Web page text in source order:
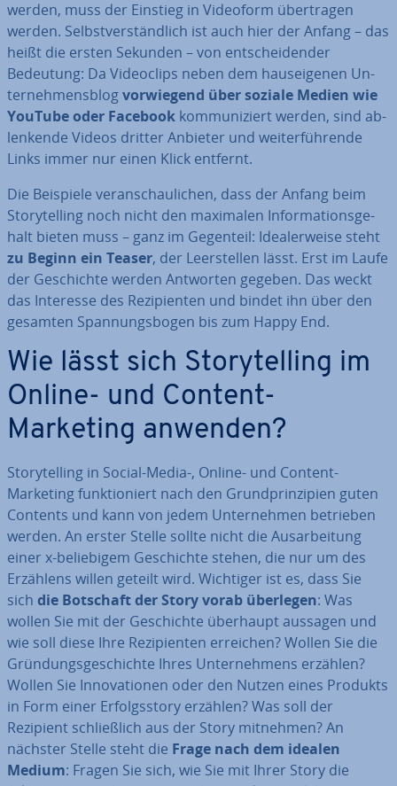
werden, muss der Einstieg in Videoform über­tra­gen
werden. Selbst­ver­ständ­lich ist auch hier der Anfang – das
heißt die ersten Sekunden – von ent­schei­den­der
Bedeutung: Da Vi­deo­clips neben dem haus­ei­ge­nen Un­
ter­neh­mens­blogvor­wie­gend über soziale Medien wie
YouTube oder Facebook kom­mu­ni­ziert werden, sind ab­
len­ken­de Videos dritter Anbieter und wei­ter­füh­ren­de
Links immer nur einen Klick entfernt.
Die Beispiele ver­an­schau­li­chen, dass der Anfang beim
Sto­rytel­ling noch nicht den maximalen In­for­ma­ti­ons­ge­
halt bieten muss – ganz im Gegenteil: Idea­ler­wei­se steht
zu Beginn ein Teaser, der Leer­stel­len lässt. Erst im Laufe
der Ge­schich­te werden Antworten gegeben. Das weckt
das Interesse des Re­zi­pi­en­ten und bindet ihn über den
gesamten Span­nungs­bo­gen bis zum Happy End.
Wie lässt sich Sto­rytel­ling im
Online- und Content-
Marketing anwenden?
Sto­rytel­ling in Social-Media-, Online- und Content-
Marketing funk­tio­niert nach den Grund­prin­zi­pi­en guten
Contents und kann von jedem Un­ter­neh­men betrieben
werden. An erster Stelle sollte nicht die Aus­ar­bei­tung
einer x-be­lie­bi­gem Ge­schich­te stehen, die nur um des
Erzählens willen geteilt wird. Wichtiger ist es, dass Sie
sich die Botschaft der Story vorab überlegen: Was
wollen Sie mit der Ge­schich­te überhaupt aussagen und
wie soll diese Ihre Re­zi­pi­en­ten erreichen? Wollen Sie die
Grün­dungs­ge­schich­te Ihres Un­ter­neh­mens erzählen?
Wollen Sie In­no­va­tio­nen oder den Nutzen eines Produkts
in Form einer Er­folgs­sto­ry erzählen? Was soll der
Rezipient schließ­lich aus der Story mitnehmen? An
nächster Stelle steht die Frage nach dem idealen
Medium: Fragen Sie sich, wie Sie mit Ihrer Story die